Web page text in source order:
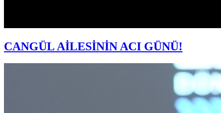
CANGÜL AİLESİNİN ACI GÜNÜ!